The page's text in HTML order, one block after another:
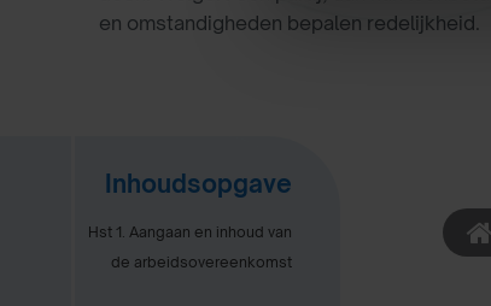
en omstandigheden bepalen redelijkheid.
Inhoudsopgave
Hst 1. Aangaan en inhoud van
de arbeidsovereenkomst